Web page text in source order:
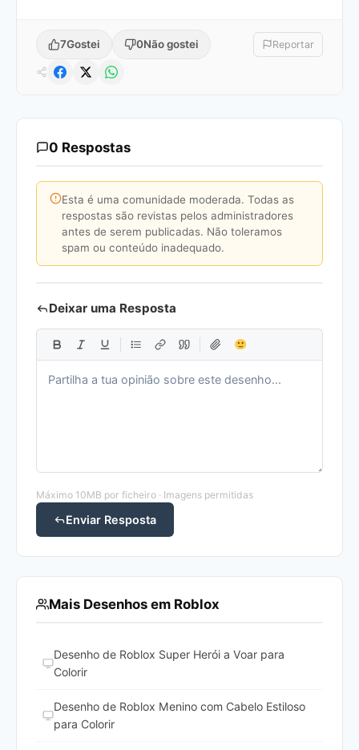
7Gostei 0Não gostei Reportar
0 Respostas
Esta é uma comunidade moderada. Todas as
respostas são revistas pelos administradores
antes de serem publicadas. Não toleramos
spam ou conteúdo inadequado.
Deixar uma Resposta
Máximo 10MB por ficheiro · Imagens permitidas
Enviar Resposta
Mais Desenhos em Roblox
Desenho de Roblox Super Herói a Voar para
Colorir
Desenho de Roblox Menino com Cabelo Estiloso
para Colorir